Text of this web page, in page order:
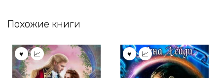
Похожие книги